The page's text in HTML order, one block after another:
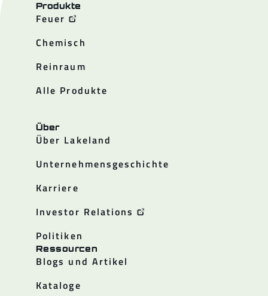
Produkte
Feuer
Chemisch
Reinraum
Alle Produkte
Über
Über Lakeland
Unternehmensgeschichte
Karriere
Investor Relations
Politiken
Ressourcen
Blogs und Artikel
Kataloge